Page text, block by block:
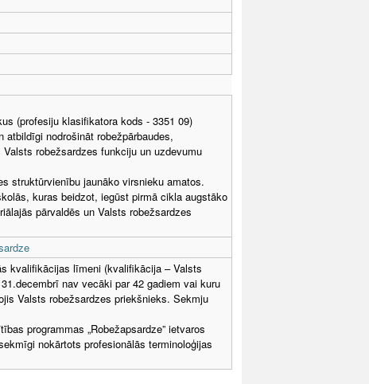
(profesiju klasifikatora kods - 3351 09)
nodrošināt robežpārbaudes,
robežsardzes funkciju un uzdevumu
struktūrvienību jaunāko virsnieku amatos.
kuras beidzot, iegūst pirmā cikla augstāko
pārvaldēs un Valsts robežsardzes
kvalifikācijas līmeni (kvalifikācija – Valsts
nav vecāki par 42 gadiem vai kuru
Valsts robežsardzes priekšnieks. Sekmju
programmas „Robežapsardze” ietvaros
nokārtots profesionālās terminoloģijas